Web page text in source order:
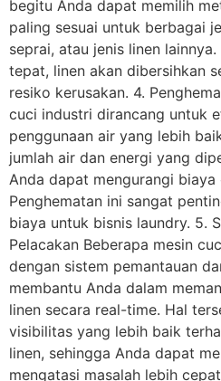
begitu Anda dapat memilih
paling sesuai untuk berbagai
seprai, atau jenis linen
tepat, linen akan dibersihkan
resiko kerusakan. 4.
cuci industri dirancang untuk
penggunaan air yang lebih
jumlah air dan energi yang
Anda dapat mengurangi biaya
Penghematan ini sangat
biaya untuk bisnis laundry. 5.
Pelacakan Beberapa mesin
dengan sistem pemantauan
membantu Anda dalam
linen secara real-time. Hal
visibilitas yang lebih baik
linen, sehingga Anda dapat
mengatasi masalah lebih